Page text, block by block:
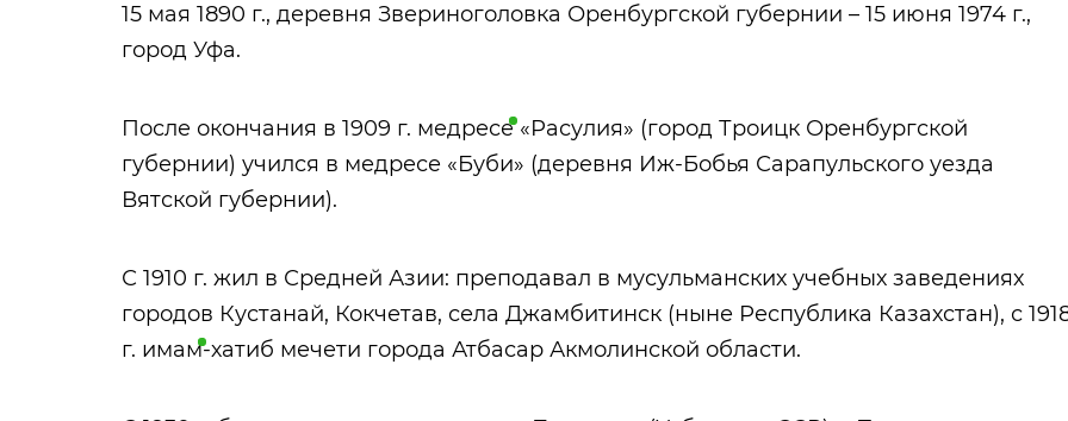
15 мая 1890 г., деревня Звериноголовка Оренбургской губернии – 15 июня 1974 г.,
город Уфа.
После окончания в 1909 г. медресе«Расулия» (город Троицк Оренбургской
губернии) учился в медресе «Буби» (деревня Иж-Бобья Сарапульского уезда
Вятской губернии).
С 1910 г. жил в Средней Азии: преподавал в мусульманских учебных заведениях
городов Кустанай, Кокчетав, села Джамбитинск (ныне Республика Казахстан), с
г. имам-хатиб мечети города Атбасар Акмолинской области.